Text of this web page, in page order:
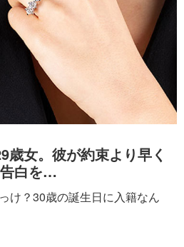
歳女。彼が約束より早く
白を…
け？30歳の誕生日に入籍なん